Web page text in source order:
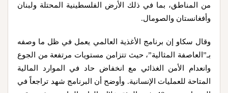
من المناطق، بما في ذلك الأرض الفلسطينية المحتلة ولبنان
وأفغانستان والصومال.
وقال سكاو إن برنامج الأغذية العالمي يعمل في ظل ما وصفه
بـ”العاصفة المثالية”، حيث تتزامن مستويات مرتفعة من الجوع
وانعدام الأمن الغذائي مع انخفاض حاد في الموارد المالية
المتاحة للعمليات الإنسانية. وأوضح أن البرنامج شهد تراجعاً في